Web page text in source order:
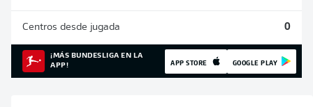
Centros desde jugada 0
¡MÁS BUNDESLIGA EN LA
APP!
APP STORE GOOGLE PLAY